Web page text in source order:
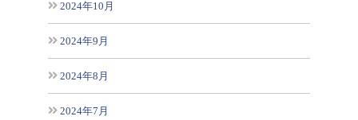
2024年10月
2024年9月
2024年8月
2024年7月